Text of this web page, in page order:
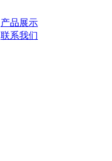
产品展示
联系我们